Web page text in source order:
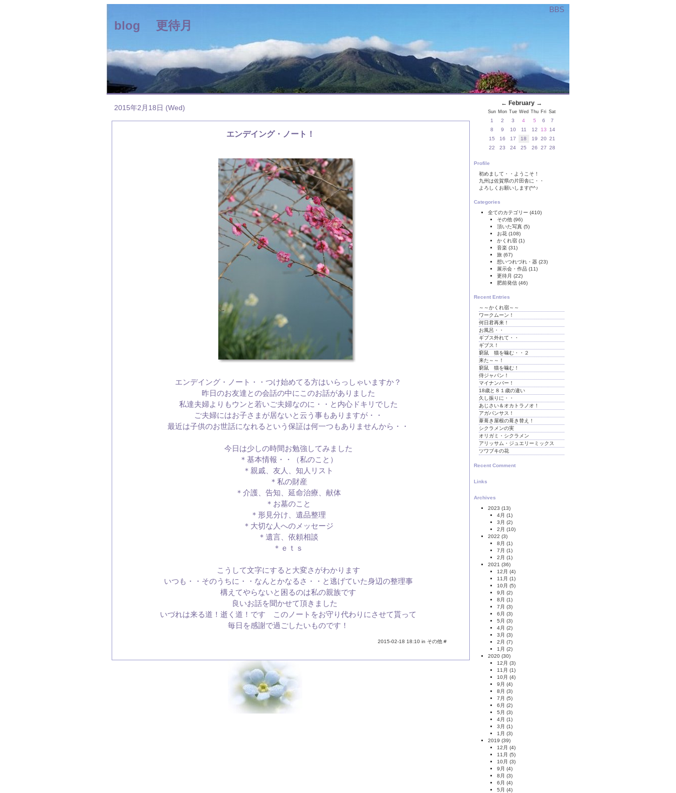
BBS
blog 更待月
2015年2月18日 (Wed)
エンデイング・ノート！
エンデイング・ノート・・つけ始めてる方はいらっしゃいますか？
昨日のお友達との会話の中にこのお話がありました
私達夫婦よりもウンと若いご夫婦なのに・・と内心ドキリでした
ご夫婦にはお子さまが居ないと云う事もありますが・・
最近は子供のお世話になれるという保証は何一つもありませんから・・
今日は少しの時間お勉強してみました
＊基本情報・・（私のこと）
＊親戚、友人、知人リスト
＊私の財産
＊介護、告知、延命治療、献体
＊お墓のこと
＊形見分け、遺品整理
＊大切な人へのメッセージ
＊遺言、依頼相談
＊ｅｔｓ
こうして文字にすると大変さがわかります
いつも・・そのうちに・・なんとかなるさ・・と逃げていた身辺の整理事
構えてやらないと困るのは私の親族です
良いお話を聞かせて頂きました
いづれは来る道！逝く道！です このノートをお守り代わりにさせて貰って
毎日を感謝で過ごしたいものです！
2015-02-18 18:10 in その他 #
← February →
Sun Mon Tue Wed Thu Fri Sat
1 2 3 4 5 6
7
8
9 10 11 12 13
14
15
16 17 18 19 20 21
22
23 24 25 26 27 28
Profile
初めまして・・ようこそ！
九州は佐賀県の片田舎に・・
よろしくお願いします(^^♪
Categories
全てのカテゴリー (410)
その他 (96)
頂いた写真 (5)
お花 (108)
かくれ宿 (1)
音楽 (31)
旅 (67)
想いつれづれ・器 (23)
展示会・作品 (11)
更待月 (22)
肥前発信 (46)
Recent Entries
～～かくれ宿～～
ワークムーン！
何日君再来！
お風呂・・
ギブス外れて・・
ギブス！
窮鼠 猫を噛む・・２
来た～～！
窮鼠 猫を噛む！
侍ジャパン！
マイナンバー！
18歳と８１歳の違い
久し振りに・・
あじさい＆オカトラノオ！
アガパンサス！
葦葺き屋根の葺き替え！
シクラメンの実
オリガミ・シクラメン
アリッサム・ジュエリーミックス
ツワブキの花
Recent Comment
Links
Archives
2023 (13)
4月 (1)
3月 (2)
2月 (10)
2022 (3)
8月 (1)
7月 (1)
2月 (1)
2021 (36)
12月 (4)
11月 (1)
10月 (5)
9月 (2)
8月 (1)
7月 (3)
6月 (3)
5月 (3)
4月 (2)
3月 (3)
2月 (7)
1月 (2)
2020 (30)
12月 (3)
11月 (1)
10月 (4)
9月 (4)
8月 (3)
7月 (5)
6月 (2)
5月 (3)
4月 (1)
3月 (1)
1月 (3)
2019 (39)
12月 (4)
11月 (5)
10月 (3)
9月 (4)
8月 (3)
6月 (4)
5月 (4)